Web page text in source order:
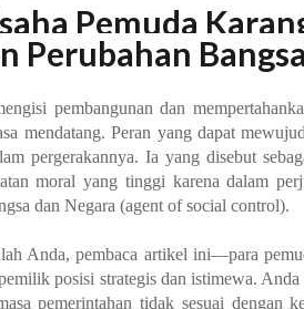
Pemuda
Perubahan Bangsa
pembangunan dan
mendatang. Peran yang dapat
pergerakannya. Ia yang disebut
moral yang tinggi karena dalam
dan Negara (agent of social control).
Anda, pembaca artikel ini—para
posisi strategis dan istimewa.
pemerintahan tidak sesuai dengan